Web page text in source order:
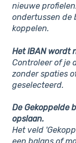
nieuwe
ondertussen de
koppelen.
Het IBAN wordt
Controleer of je
zonder spaties
geselecteerd.
De Gekoppelde
opslaan.
Het veld